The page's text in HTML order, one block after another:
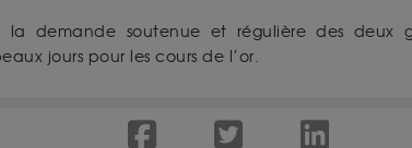
demande soutenue et régulière des deux
jours pour les cours de l’or.